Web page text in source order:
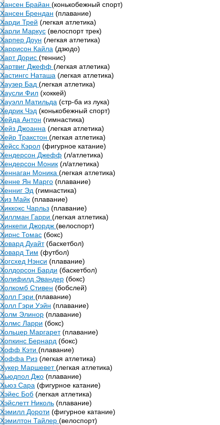
Хансен Брайан (конькобежный спорт)
Хансен Брендан (плавание)
Харди Трей (легкая атлетика)
Харли Маркус (велоспорт трек)
Харпер Доун (легкая атлетика)
Харрисон Кайла (дзюдо)
Харт Дорис (теннис)
Хартвиг Джефф (легкая атлетика)
Хастингс Наташа (легкая атлетика)
Хаузер Бад (легкая атлетика)
Хаусли Фил (хоккей)
Хауэлл Матильда (стр-ба из лука)
Хедрик Чэд (конькобежный спорт)
Хейда Антон (гимнастика)
Хейз Джоанна (легкая атлетика)
Хейр Тракстон (легкая атлетика)
Хейсс Кэрол (фигурное катание)
Хендерсон Джефф (л/атлетика)
Хендерсон Моник (л/атлетика)
Хеннаган Моника (легкая атлетика)
Хенне Ян Марго (плавание)
Хенниг Эд (гимнастика)
Хиз Майк (плавание)
Хиккокс Чарльз (плавание)
Хиллман Гарри (легкая атлетика)
Хинкепи Джордж (велоспорт)
Хирнс Томас (бокс)
Ховард Дуайт(баскетбол)
Ховард Тим (футбол)
Хогсхед Нэнси (плавание)
Холдорсон Барди (баскетбол)
Холифилд Эвандер (бокс)
Холкомб Стивен (бобслей)
Холл Гэри (плавание)
Холл Гэри Уэйн (плавание)
Холм Элинор (плавание)
Холмс Ларри (бокс)
Хольцер Маргарет(плавание)
Хопкинс Бернард (бокс)
Хофф Кэти (плавание)
Хоффа Риз (легкая атлетика)
Хукер Маршевет(легкая атлетика)
Хьюдпол Джо (плавание)
Хьюз Сара (фигурное катание)
Хэйес Боб (легкая атлетика)
Хэйслетт Николь (плавание)
Хэмилл Дороти (фигурное катание)
Хэмилтон Тайлер (велоспорт)